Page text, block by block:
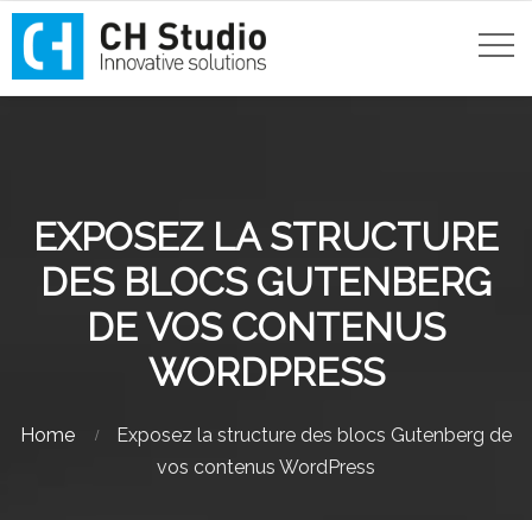
EXPOSEZ LA STRUCTURE
DES BLOCS GUTENBERG
DE VOS CONTENUS
WORDPRESS
Home
Exposez la structure des blocs Gutenberg de
vos contenus WordPress